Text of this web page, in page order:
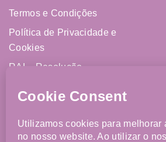
Termos e Condições
Política de Privacidade e
Cookies
RAL - Resolução
Livro de Reclamações